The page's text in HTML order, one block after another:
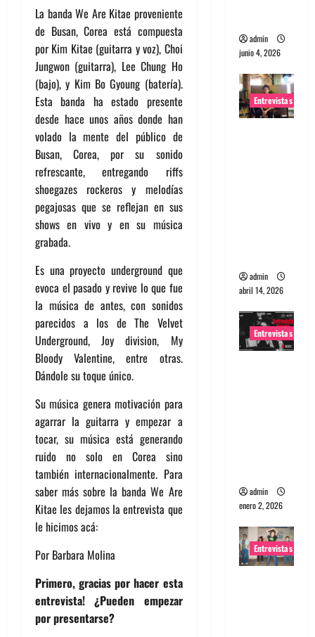
La banda We Are Kitae proveniente
de Busan, Corea está compuesta
por Kim Kitae (guitarra y voz), Choi
Jungwon (guitarra), Lee Chung Ho
(bajo), y Kim Bo Gyoung (batería).
Esta banda ha estado presente
desde hace unos años donde han
volado la mente del público de
Busan, Corea, por su sonido
refrescante, entregando riffs
shoegazes rockeros y melodías
pegajosas que se reflejan en sus
shows en vivo y en su música
grabada.
Es una proyecto underground que
evoca el pasado y revive lo que fue
la música de antes, con sonidos
parecidos a los de The Velvet
Underground, Joy division, My
Bloody Valentine, entre otras.
Dándole su toque único.
Su música genera motivación para
agarrar la guitarra y empezar a
tocar, su música está generando
ruido no solo en Corea sino
también internacionalmente. Para
saber más sobre la banda We Are
Kitae les dejamos la entrevista que
le hicimos acá:
Por Barbara Molina
Primero, gracias por hacer esta
entrevista! ¿Pueden empezar
por presentarse?
admin
junio 4, 2026
Entrevistas
admin
abril 14, 2026
Entrevistas
admin
enero 2, 2026
Entrevistas